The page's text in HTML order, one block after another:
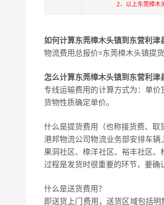
2、以上东莞樟木
如何计算东莞樟木头镇到东营利津
物流费用总报价=东莞樟木头镇提
怎么计算东莞樟木头镇到东营利津
专线运输费用的计算方式为：单
货物性质确定单价。
什么是提货费用（也称接货费、取
港邦物流公司物流业务部安排车
果洞社区、樟洋社区、裕丰社区
过程是发货时很重要的环节，要确
什么是送货费用？
即送货上门费用，送货区域包括